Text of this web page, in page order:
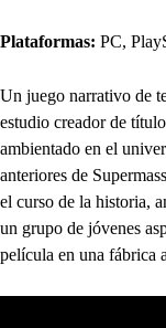
Plataformas: PC,
Un juego narrativo de
estudio creador de
ambientado en el
anteriores de
el curso de la historia,
un grupo de jóvenes
película en una fábrica